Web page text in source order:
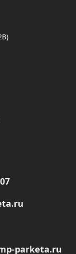
parketa.ru